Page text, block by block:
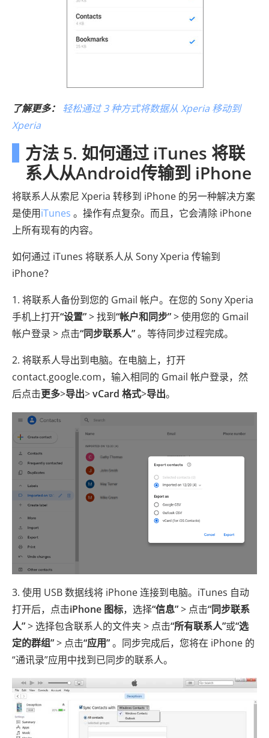
了解更多： 轻松通过 3 种方式将数据从 Xperia 移动到
Xperia
方法 5. 如何通过 iTunes 将联
系人从Android传输到 iPhone
将联系人从索尼 Xperia 转移到 iPhone 的另一种解决方案
是使用iTunes 。操作有点复杂。而且，它会清除 iPhone
上所有现有的内容。
如何通过 iTunes 将联系人从 Sony Xperia 传输到
iPhone？
1. 将联系人备份到您的 Gmail 帐户。在您的 Sony Xperia
手机上打开“设置”> 找到“帐户和同步”> 使用您的 Gmail
帐户登录 > 点击“同步联系人”。等待同步过程完成。
2. 将联系人导出到电脑。在电脑上，打开
contact.google.com，输入相同的 Gmail 帐户登录，然
后点击更多>导出>vCard 格式>导出。
3. 使用 USB 数据线将 iPhone 连接到电脑。iTunes 自动
打开后，点击iPhone 图标，选择“信息”> 点击“同步联系
人”> 选择包含联系人的文件夹 > 点击“所有联系人”或“选
定的群组”> 点击“应用”。同步完成后，您将在 iPhone 的
“通讯录”应用中找到已同步的联系人。